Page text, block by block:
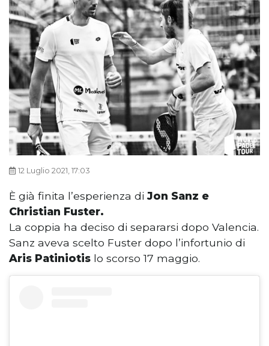
12 Luglio 2021, 17:03
È già finita l’esperienza diJon Sanz e
Christian Fuster.
La coppia ha deciso di separarsi dopo Valencia.
Sanz aveva scelto Fuster dopo l’infortunio di
Aris Patiniotis lo scorso 17 maggio.